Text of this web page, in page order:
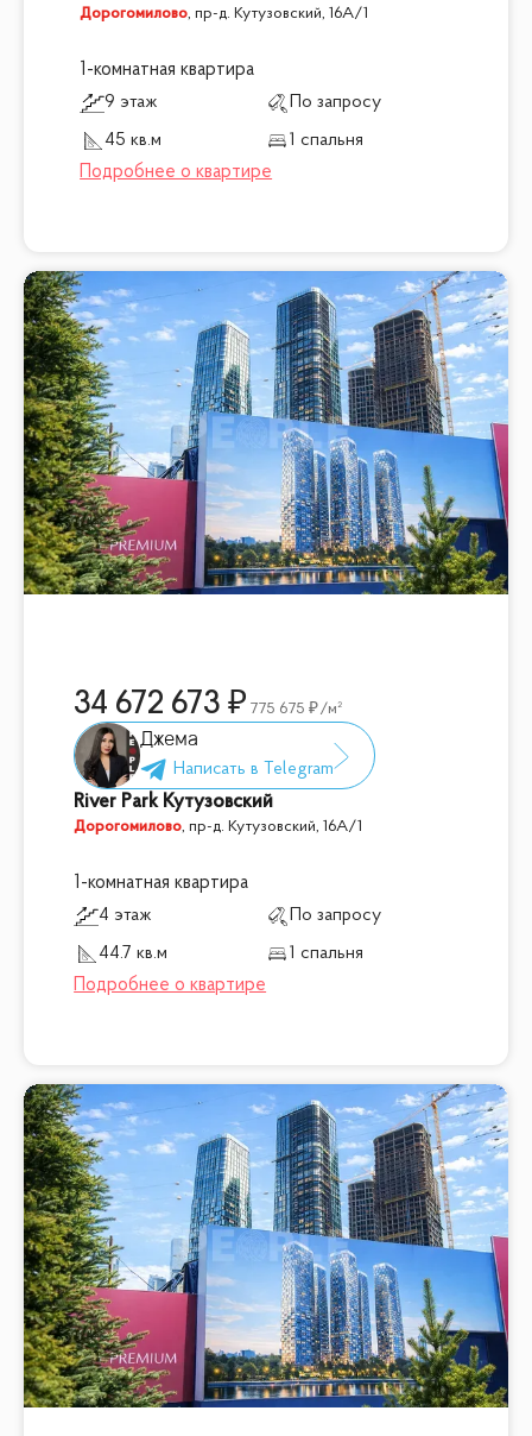
Дорогомилово,пр-д. Кутузовский, 16А/1
1-комнатная квартира
9 этаж
По запросу
45 кв.м
1 спальня
34 672 673 775 675 /м²
Джема
River Park Кутузовский
Дорогомилово,пр-д. Кутузовский, 16А/1
1-комнатная квартира
4 этаж
По запросу
44.7 кв.м
1 спальня